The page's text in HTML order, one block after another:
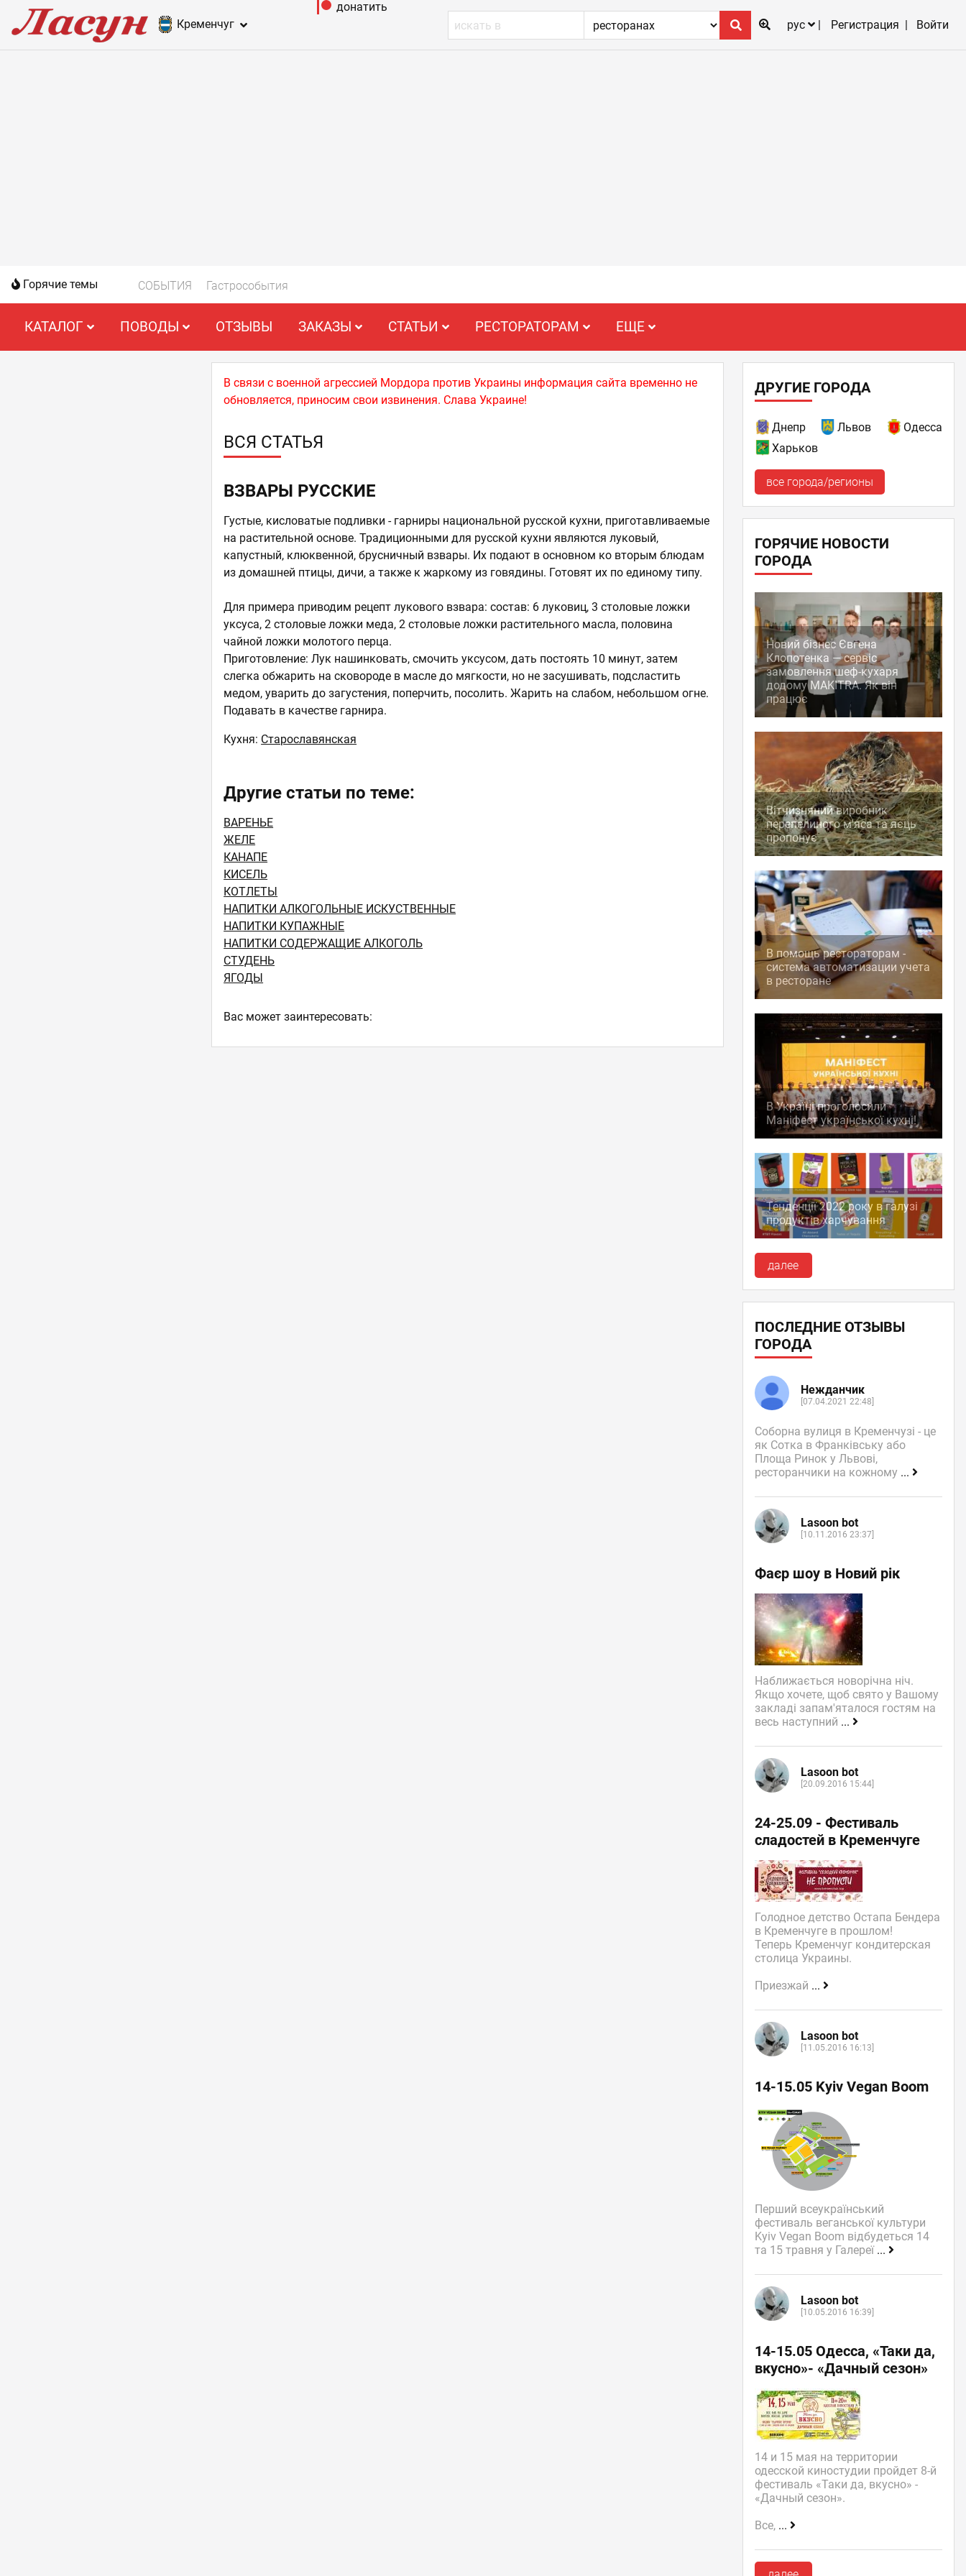
Кременчуг
донатить
рус
Регистрация Войти
Горячие темы СОБЫТИЯ Гастрособытия
КАТАЛОГ ПОВОДЫ ОТЗЫВЫ ЗАКАЗЫ СТАТЬИ РЕСТОРАТОРАМ ЕЩЕ
В связи с военной агрессией Мордора против Украины информация сайта временно не
обновляется, приносим свои извинения. Слава Украине!
ВСЯ СТАТЬЯ
ВЗВАРЫ РУССКИЕ
Густые, кисловатые подливки - гарниры национальной русской кухни, приготавливаемые
на растительной основе. Традиционными для русской кухни являются луковый,
капустный, клюквенной, брусничный взвары. Их подают в основном ко вторым блюдам
из домашней птицы, дичи, а также к жаркому из говядины. Готовят их по единому типу.
Для примера приводим рецепт лукового взвара: состав: 6 луковиц, 3 столовые ложки
уксуса, 2 столовые ложки меда, 2 столовые ложки растительного масла, половина
чайной ложки молотого перца.
Приготовление: Лук нашинковать, смочить уксусом, дать постоять 10 минут, затем
слегка обжарить на сковороде в масле до мягкости, но не засушивать, подсластить
медом, уварить до загустения, поперчить, посолить. Жарить на слабом, небольшом огне.
Подавать в качестве гарнира.
Кухня: Старославянская
Другие статьи по теме:
ВАРЕНЬЕ
ЖЕЛЕ
КАНАПЕ
КИСЕЛЬ
КОТЛЕТЫ
НАПИТКИ АЛКОГОЛЬНЫЕ ИСКУСТВЕННЫЕ
НАПИТКИ КУПАЖНЫЕ
НАПИТКИ СОДЕРЖАЩИЕ АЛКОГОЛЬ
СТУДЕНЬ
ЯГОДЫ
Ваc может заинтересовать:
ДРУГИЕ ГОРОДА
Днепр Львов
Одесса
Харьков
все города/регионы
ГОРЯЧИЕ НОВОСТИ
ГОРОДА
Новий бізнес Євгена
Клопотенка — сервіс
замовлення шеф-кухаря
додому MAKITRA. Як він
працює
Вітчизняний виробник
перепелиного м'яса та яєць
пропонує
В помощь рестораторам -
система автоматизации учета
в ресторане
В Україні проголосили
Маніфест української кухні!
Тенденції 2022 року в галузі
продуктів харчування
далее
ПОСЛЕДНИЕ ОТЗЫВЫ
ГОРОДА
Нежданчик
[07.04.2021 22:48]
Соборна вулиця в Кременчузі - це
як Сотка в Франківську або
Площа Ринок у Львові,
ресторанчики на кожному ...
Lasoon bot
[10.11.2016 23:37]
Фаєр шоу в Новий рік
Наближається новорічна ніч.
Якщо хочете, щоб свято у Вашому
закладі запам'яталося гостям на
весь наступний ...
Lasoon bot
[20.09.2016 15:44]
24-25.09 - Фестиваль
сладостей в Кременчуге
Голодное детство Остапа Бендера
в Кременчуге в прошлом!
Теперь Кременчуг кондитерская
столица Украины.
Приезжай ...
Lasoon bot
[11.05.2016 16:13]
14-15.05 Kyiv Vegan Boom
Перший всеукраїнський
фестиваль веганської культури
Kyiv Vegan Boom відбудеться 14
та 15 травня у Галереї ...
Lasoon bot
[10.05.2016 16:39]
14-15.05 Одесса, «Таки да,
вкусно»- «Дачный сезон»
14 и 15 мая на территории
одесской киностудии пройдет 8-й
фестиваль «Таки да, вкусно» -
«Дачный сезон».
Все, ...